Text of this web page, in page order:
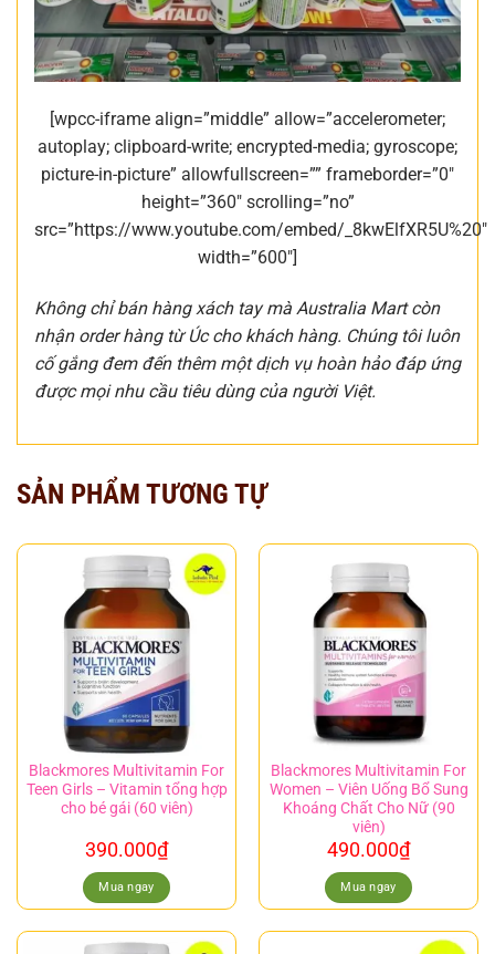
[wpcc-iframe align=”middle” allow=”accelerometer;
autoplay; clipboard-write; encrypted-media; gyroscope;
picture-in-picture” allowfullscreen=”” frameborder=”0″
height=”360″ scrolling=”no”
src=”https://www.youtube.com/embed/_8kwElfXR5U%20″
width=”600″]
Không chỉ bán hàng xách tay mà Australia Mart còn
nhận order hàng từ Úc cho khách hàng. Chúng tôi luôn
cố gắng đem đến thêm một dịch vụ hoàn hảo đáp ứng
được mọi nhu cầu tiêu dùng của người Việt.
SẢN PHẨM TƯƠNG TỰ
Blackmores Multivitamin For
Teen Girls – Vitamin tổng hợp
cho bé gái (60 viên)
390.000₫
Mua ngay
Blackmores Multivitamin For
Women – Viên Uống Bổ Sung
Khoáng Chất Cho Nữ (90
viên)
490.000₫
Mua ngay